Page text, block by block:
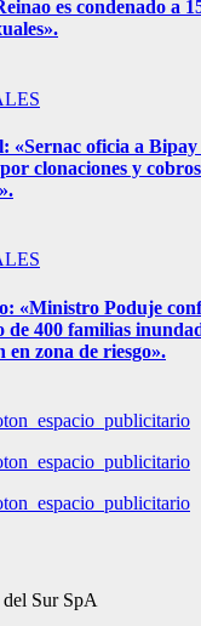
es condenado a
«Sernac oficia a
clonaciones y
«Ministro Poduje
400 familias
en zona de riesgo».
Sur SpA